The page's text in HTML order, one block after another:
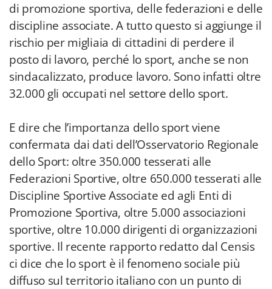
di promozione sportiva, delle federazioni e delle
discipline associate. A tutto questo si aggiunge il
rischio per migliaia di cittadini di perdere il
posto di lavoro, perché lo sport, anche se non
sindacalizzato, produce lavoro. Sono infatti oltre
32.000 gli occupati nel settore dello sport.
E dire che l’importanza dello sport viene
confermata dai dati dell’Osservatorio Regionale
dello Sport: oltre 350.000 tesserati alle
Federazioni Sportive, oltre 650.000 tesserati alle
Discipline Sportive Associate ed agli Enti di
Promozione Sportiva, oltre 5.000 associazioni
sportive, oltre 10.000 dirigenti di organizzazioni
sportive. Il recente rapporto redatto dal Censis
ci dice che lo sport è il fenomeno sociale più
diffuso sul territorio italiano con un punto di